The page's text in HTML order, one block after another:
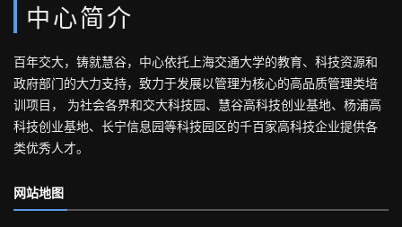
中心简介
百年交大，铸就慧谷，中心依托上海交通大学的教育、科技资源和
政府部门的大力支持，致力于发展以管理为核心的高品质管理类培
训项目， 为社会各界和交大科技园、慧谷高科技创业基地、杨浦高
科技创业基地、长宁信息园等科技园区的千百家高科技企业提供各
类优秀人才。
网站地图